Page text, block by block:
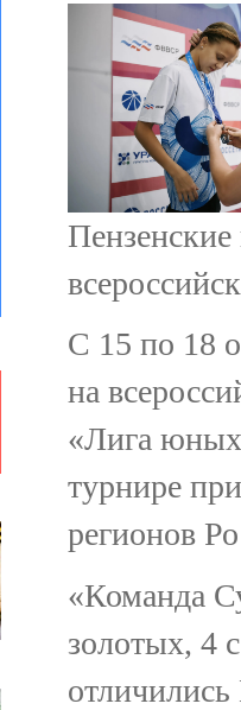
С 15 по 18
на
«Лига
турнире
регионов
«Команда
золотых, 4